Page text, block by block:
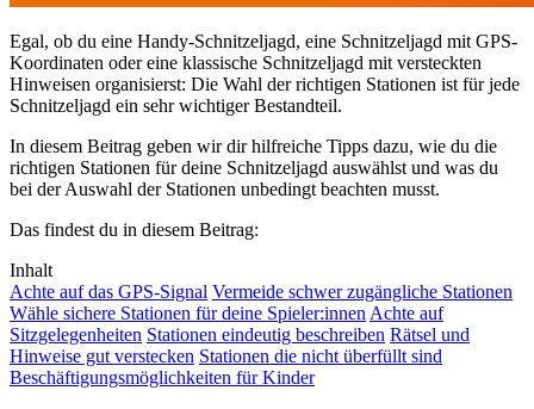
Egal, ob du eine Handy-Schnitzeljagd, eine Schnitzeljagd mit GPS-
Koordinaten oder eine klassische Schnitzeljagd mit versteckten
Hinweisen organisierst: Die Wahl der richtigen Stationen ist für jede
Schnitzeljagd ein sehr wichtiger Bestandteil.
In diesem Beitrag geben wir dir hilfreiche Tipps dazu, wie du die
richtigen Stationen für deine Schnitzeljagd auswählst und was du
bei der Auswahl der Stationen unbedingt beachten musst.
Das findest du in diesem Beitrag:
Inhalt
Achte auf das GPS-Signal Vermeide schwer zugängliche Stationen
Wähle sichere Stationen für deine Spieler:innen Achte auf
Sitzgelegenheiten Stationen eindeutig beschreiben Rätsel und
Hinweise gut verstecken Stationen die nicht überfüllt sind
Beschäftigungsmöglichkeiten für Kinder